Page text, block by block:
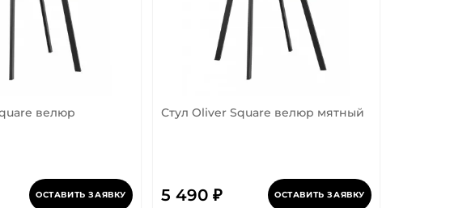
велюр
ОСТАВИТЬ ЗАЯВКУ
Стул Oliver Square велюр мятный
5 490 ₽ ОСТАВИТЬ ЗАЯВКУ